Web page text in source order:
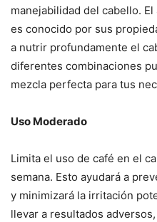
manejabilidad del cabello.
es conocido por sus
a nutrir profundamente el
diferentes combinaciones
mezcla perfecta para tus
Uso Moderado
Limita el uso de café en el
semana. Esto ayudará a
y minimizará la irritación
llevar a resultados